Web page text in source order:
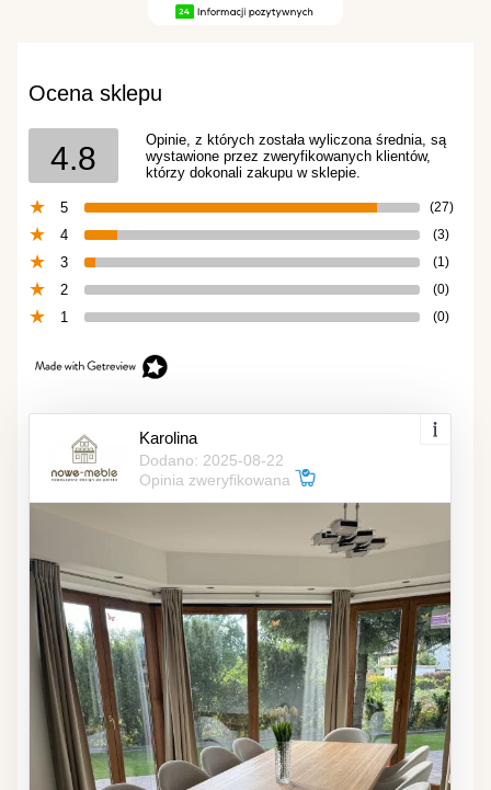
Ocena sklepu
4.8
Opinie, z których została wyliczona średnia, są
wystawione przez zweryfikowanych klientów,
którzy dokonali zakupu w sklepie.
5 (27)
4 (3)
3 (1)
2 (0)
1 (0)
Karolina
Dodano: 2025-08-22
Opinia zweryfikowana